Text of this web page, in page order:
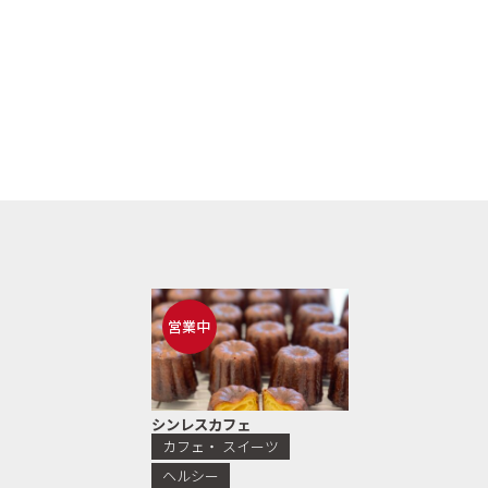
営業中
シンレスカフェ
カフェ・ スイーツ
ヘルシー